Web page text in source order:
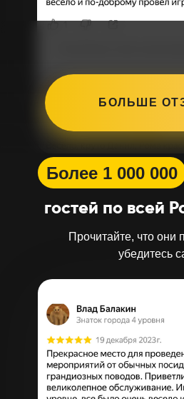
БОЛЬШЕ
Более 1 000 000
гостей по всей
Прочитайте, что они
убедитесь